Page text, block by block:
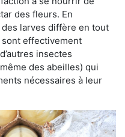
des fleurs. En
larves diffère en tout
effectivement
insectes
des abeilles) qui
nécessaires à leur